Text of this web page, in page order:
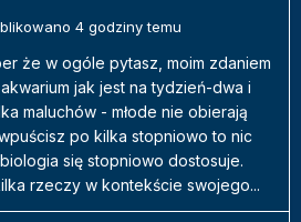
4 godziny temu
że w ogóle pytasz, moim zdaniem
jak jest na tydzień-dwa i
maluchów - młode nie obierają
po kilka stopniowo to nic
się stopniowo dostosuje.
rzeczy w kontekście swojego...